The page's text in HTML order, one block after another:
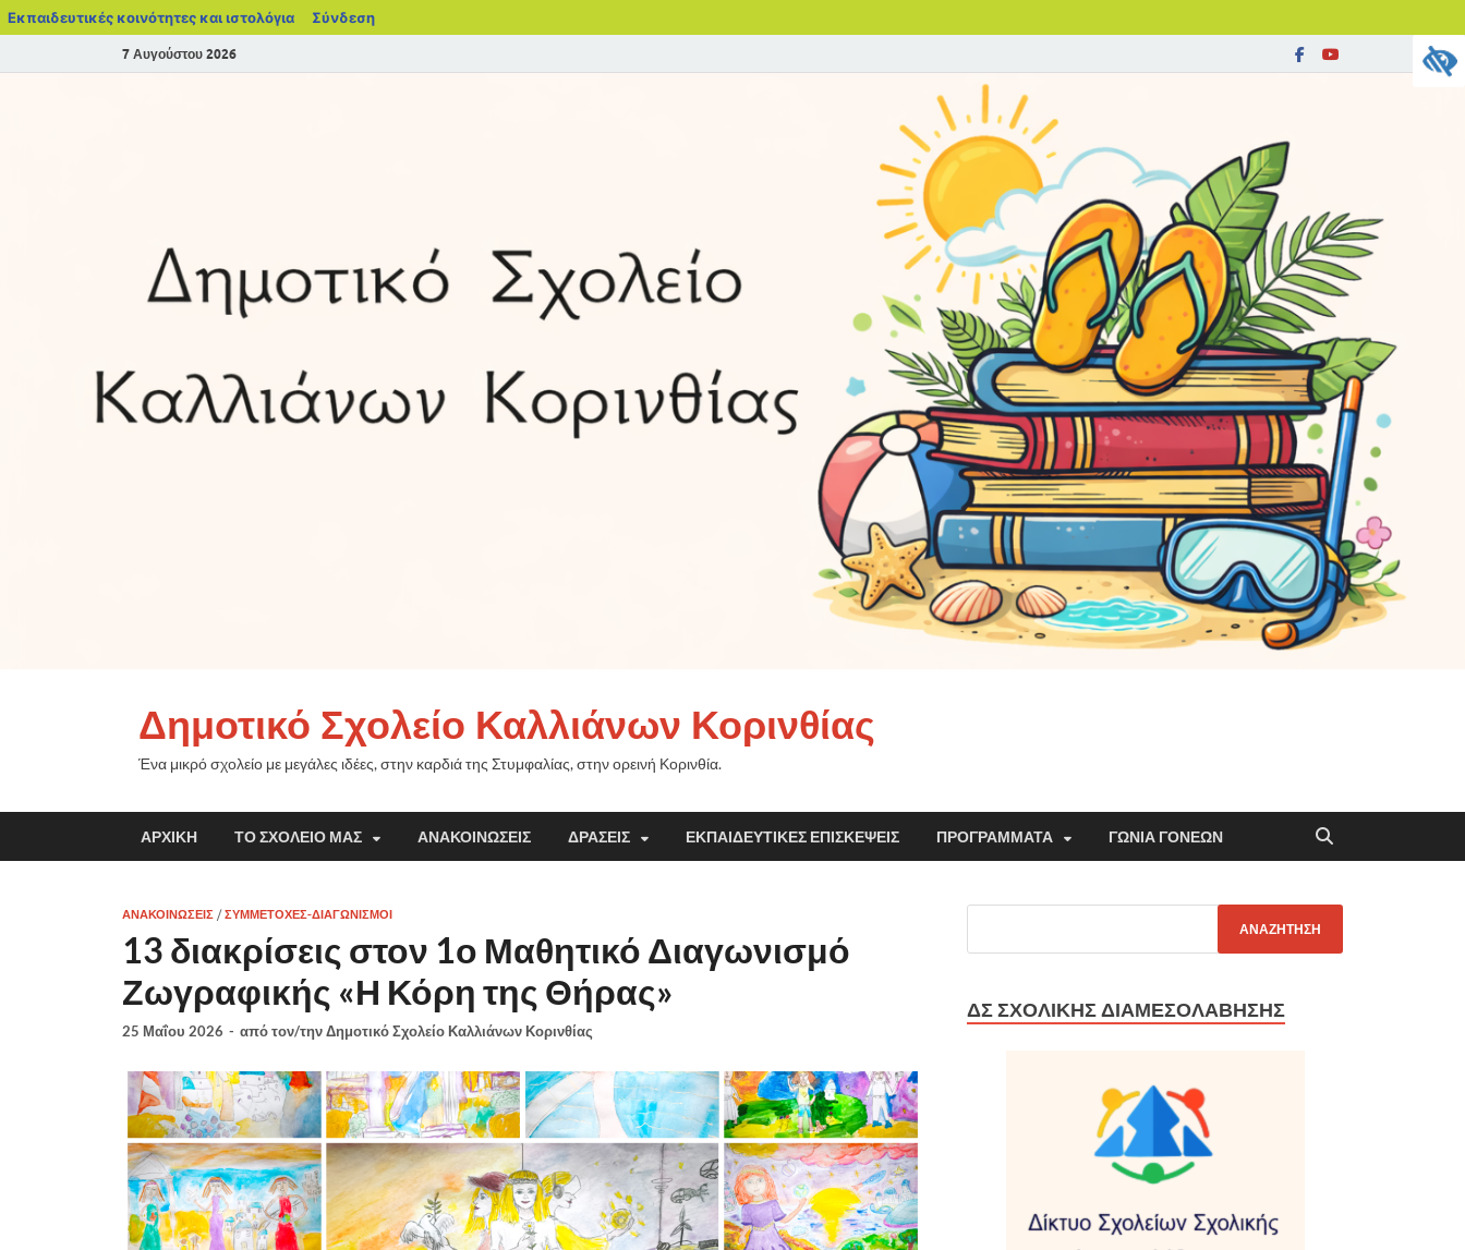
Εκπαιδευτικές κοινότητες και ιστολόγια Σύνδεση
7 Αυγούστου 2026
Δημοτικό Σχολείο Καλλιάνων Κορινθίας
Ένα μικρό σχολείο με μεγάλες ιδέες, στην καρδιά της Στυμφαλίας, στην ορεινή Κορινθία.
ΑΡΧΙΚΉ ΤΟ ΣΧΟΛΕΊΟ ΜΑΣ ΑΝΑΚΟΙΝΏΣΕΙΣ ΔΡΆΣΕΙΣ ΕΚΠΑΙΔΕΥΤΙΚΈΣ ΕΠΙΣΚΈΨΕΙΣ ΠΡΟΓΡΆΜΜΑΤΑ ΓΩΝΙΆ ΓΟΝΈΩΝ
ΑΝΑΚΟΙΝΏΣΕΙΣ /ΣΥΜΜΕΤΟΧΈΣ-ΔΙΑΓΩΝΙΣΜΟΊ
13 διακρίσεις στον 1ο Μαθητικό Διαγωνισμό
Ζωγραφικής «Η Κόρη της Θήρας»
25 Μαΐου 2026 - από τον/τηνΔημοτικό Σχολείο Καλλιάνων Κορινθίας
ΔΣ ΣΧΟΛΙΚΉΣ ΔΙΑΜΕΣΟΛΆΒΗΣΗΣ